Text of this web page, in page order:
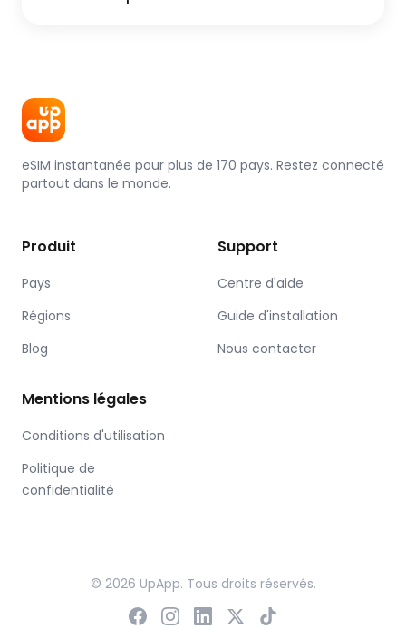
eSIM instantanée pour plus de 170 pays. Restez connecté
partout dans le monde.
Produit
Pays
Régions
Blog
Support
Centre d'aide
Guide d'installation
Nous contacter
Mentions légales
Conditions d'utilisation
Politique de
confidentialité
© 2026 UpApp. Tous droits réservés.